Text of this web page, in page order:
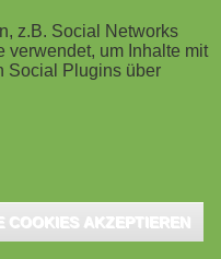
fragten sich Prof.
Westermann,
erfolgreichen
wenn sie durch
mit seinen Experten aus
z.B. Social Networks
verwendet, um Inhalte mit
Social Plugins über
COOKIES AKZEPTIEREN